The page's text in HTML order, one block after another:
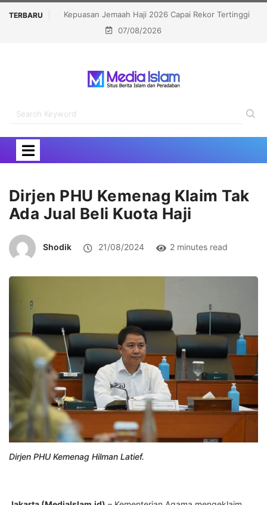
TERBARU
Tertinggi
Politisi Muslim Berpeluang jadi Senat Michigan,
Kalahkan Kandidat Pro-Israel
07/08/2026
Dirjen PHU Kemenag Klaim Tak
Ada Jual Beli Kuota Haji
Shodik 21/08/2024 2 minutes read
Dirjen PHU Kemenag Hilman Latief.